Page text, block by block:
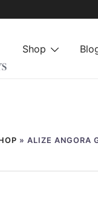
Shop
» ALIZE ANGORA